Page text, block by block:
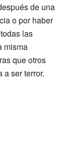
de una
o por haber
las
misma
que otros
ser terror.